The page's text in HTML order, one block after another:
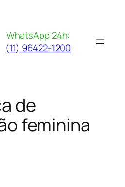
WhatsApp 24h:
(11) 96422-1200
de
feminina